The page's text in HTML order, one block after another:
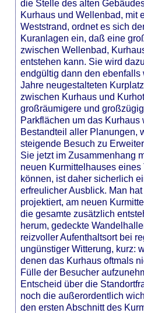
die Stelle des alten
Kurhaus und Wellenbad, mit
Weststrand, ordnet es sich
Kuranlagen ein, daß eine
zwischen Wellenbad,
entstehen kann. Sie wird
endgültig dann den ebenfalls
Jahre neugestalteten
zwischen Kurhaus und
großräumigere und
Parkflächen um das Kurhaus
Bestandteil aller Planungen,
steigende Besuch zu
Sie jetzt im Zusammenhang
neuen Kurmittelhauses
können, ist daher sicherlich
erfreulicher Ausblick. Man
projektiert, am neuen
die gesamte zusätzlich
herum, gedeckte
reizvoller Aufenthaltsort bei
ungünstiger Witterung, kurz:
denen das Kurhaus oftmals
Fülle der Besucher
Entscheid über die
noch die außerordentlich
den ersten Abschnitt des